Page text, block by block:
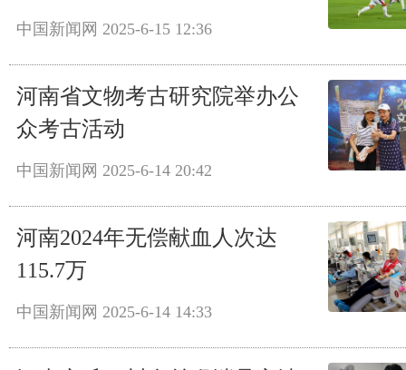
中国新闻网 2025-6-15 12:36
河南省文物考古研究院举办公
众考古活动
中国新闻网 2025-6-14 20:42
河南2024年无偿献血人次达
115.7万
中国新闻网 2025-6-14 14:33